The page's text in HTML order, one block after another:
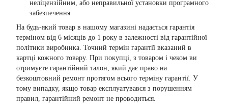
неліцензійним, або неправильної установки програмного
забезпечення
На будь-який товар в нашому магазині надається гарантія
терміном від 6 місяців до 1 року в залежності від гарантійної
політики виробника. Точний термін гарантії вказаний в
картці кожного товару. При покупці, з товаром і чеком ви
отримуєте гарантійний талон, який дає право на
безкоштовний ремонт протягом всього терміну гарантії. У
тому випадку, якщо товар експлуатувався з порушенням
правил, гарантійний ремонт не проводиться.